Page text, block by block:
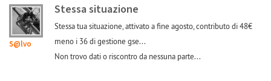
S@lvo
Stessa situazione
Stessa tua situazione, attivato a fine agosto, contributo di 48€
meno i 36 di gestione gse...
Non trovo dati o riscontro da nessuna parte...